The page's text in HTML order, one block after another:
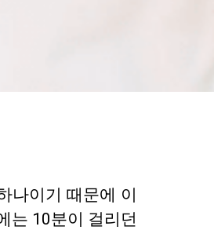
나이기 때문에 이
는 10분이 걸리던